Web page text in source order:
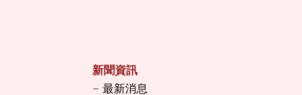
新聞資訊
最新消息